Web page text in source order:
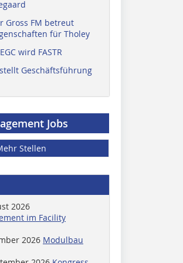
Gross FM betreut
für Tholey
wird FASTR
stellt Geschäftsführung
Jobs
Stellen
2026
im Facility
2026 Modulbau